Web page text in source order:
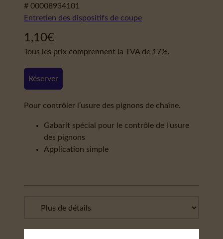
# 00008934101
Entretien des dispositifs de coupe
1,10€
Tous les prix comprennent la TVA de 17%.
Réserver
Pour contrôler l’usure des pignons de chaîne.
Gabarit spécial pour le contrôle de l'usure
des pignons
Application simple